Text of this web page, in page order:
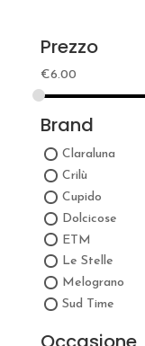
Prezzo
€6.00
Brand
Claraluna
Crilù
Cupido
Dolcicose
ETM
Le Stelle
Melograno
Sud Time